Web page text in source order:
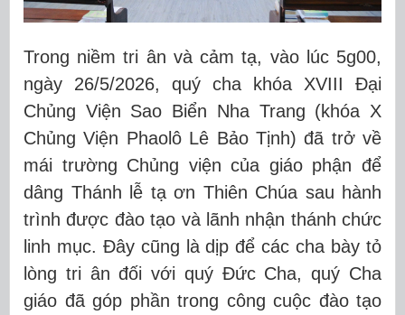
Trong niềm tri ân và cảm tạ, vào lúc 5g00,
ngày 26/5/2026, quý cha khóa XVIII Đại
Chủng Viện Sao Biển Nha Trang (khóa X
Chủng Viện Phaolô Lê Bảo Tịnh) đã trở về
mái trường Chủng viện của giáo phận để
dâng Thánh lễ tạ ơn Thiên Chúa sau hành
trình được đào tạo và lãnh nhận thánh chức
linh mục. Đây cũng là dịp để các cha bày tỏ
lòng tri ân đối với quý Đức Cha, quý Cha
giáo đã góp phần trong công cuộc đào tạo